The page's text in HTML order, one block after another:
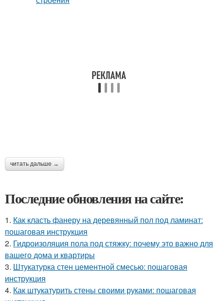
читать дальше →
Последние обновления на сайте:
1. Как класть фанеру на деревянный пол под ламинат:
пошаговая инструкция
2. Гидроизоляция пола под стяжку: почему это важно для
вашего дома и квартиры
3. Штукатурка стен цементной смесью: пошаговая
инструкция
4. Как штукатурить стены своими руками: пошаговая